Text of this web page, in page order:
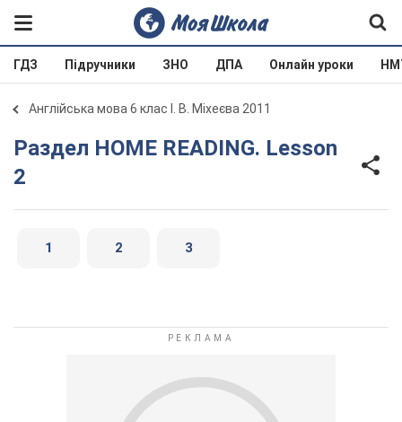
ГДЗ Підручники ЗНО ДПА Онлайн уроки
Англійська мова 6 клас І. В. Міхеєва 2011
Раздел HOME READING. Lesson
2
1 2 3